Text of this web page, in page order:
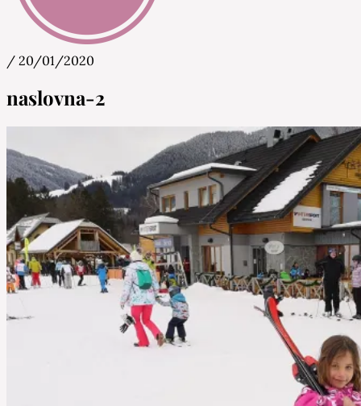
Mamina Maza
/ 20/01/2020
naslovna-2